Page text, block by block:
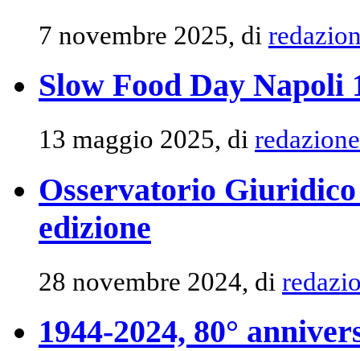
7 novembre 2025, di
Slow Food Day Napoli
13 maggio 2025, di redazione
Osservatorio
edizione
28 novembre 2024, di
1944-2024, 80°